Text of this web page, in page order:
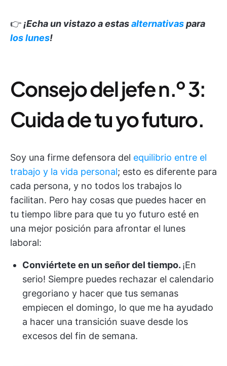
👉¡Echa un vistazo a estasalternativaspara
los lunes!
Consejo del jefe n.º 3:
Cuida de tu yo futuro.
Soy una firme defensora del equilibrio entre el
trabajo y la vida personal; esto es diferente para
cada persona, y no todos los trabajos lo
facilitan. Pero hay cosas que puedes hacer en
tu tiempo libre para que tu yo futuro esté en
una mejor posición para afrontar el lunes
laboral:
Conviértete en un señor del tiempo. ¡En
serio! Siempre puedes rechazar el calendario
gregoriano y hacer que tus semanas
empiecen el domingo, lo que me ha ayudado
a hacer una transición suave desde los
excesos del fin de semana.